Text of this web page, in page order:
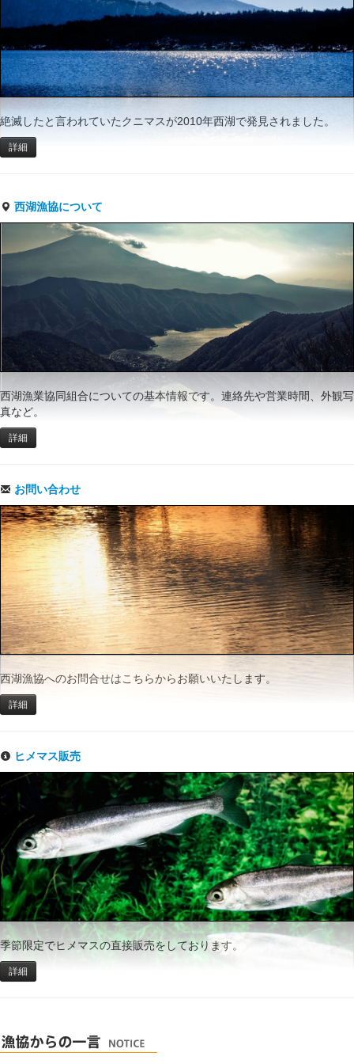
絶滅したと言われていたクニマスが2010年西湖で発見されました。
詳細
西湖漁協について
西湖漁業協同組合についての基本情報です。連絡先や営業時間、外観写
真など。
詳細
お問い合わせ
西湖漁協へのお問合せはこちらからお願いいたします。
詳細
ヒメマス販売
季節限定でヒメマスの直接販売をしております。
詳細